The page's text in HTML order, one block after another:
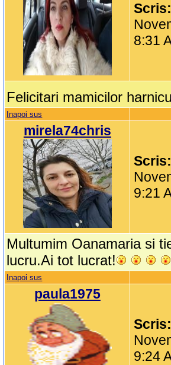
8:31
Felicitari mamicilor
Inapoi sus
mirela74chris
9:21
Multumim Oanamaria si
lucru.Ai tot lucrat!
Inapoi sus
paula1975
9:24